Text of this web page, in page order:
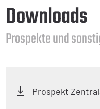
Downloads
Prospekte und
Prospekt